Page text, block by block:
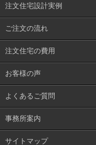
注文住宅設計実例
ご注文の流れ
注文住宅の費用
お客様の声
よくあるご質問
事務所案内
サイトマップ